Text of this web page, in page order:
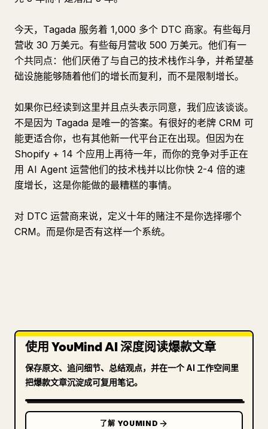
今天，Tagada 服务着 1,000 多个 DTC 商家。有些每月
营收 30 万美元。有些每月营收 500 万美元。他们有一
个共同点：他们厌倦了与自己的技术栈作斗争，并希望基
础设施能够随着他们的增长而复利，而不是限制增长。
如果你已经读到这里并且点头表示同意，我们应该谈谈。
不是因为 Tagada 是唯一的答案。有很好的老牌 CRM 可
能更适合你，也有其他新一代平台正在出现。但因为在
Shopify + 14 个应用上再待一年，而你的竞争对手正在
用 AI Agent 运营他们的技术栈并以比你快 2-4 倍的速
度增长，这是你能做的最糟糕的事情。
对 DTC 运营商来说，定义十年的赌注不是你选择哪个
CRM。而是你是否有这样一个系统。
使用 YouMind AI 深度阅读爆款文章
保存原文、追问细节、总结观点，并在一个 AI 工作空间里
把爆款文章沉淀成可复用笔记。
了解 YOUMIND